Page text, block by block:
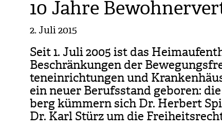
10 Jahre
2. Juli 2015
Seit 1. Juli 2005 ist das
Beschrän­kun­gen der
ten­ein­rich­tun­gen und
ein neuer Berufs­stand gebo­ren:
berg küm­mern sich Dr. Her­bert
Dr. Karl Stürz um die